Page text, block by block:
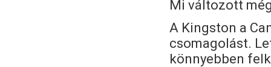
Mi változott
A Kingston a
csomagolást.
könnyebben